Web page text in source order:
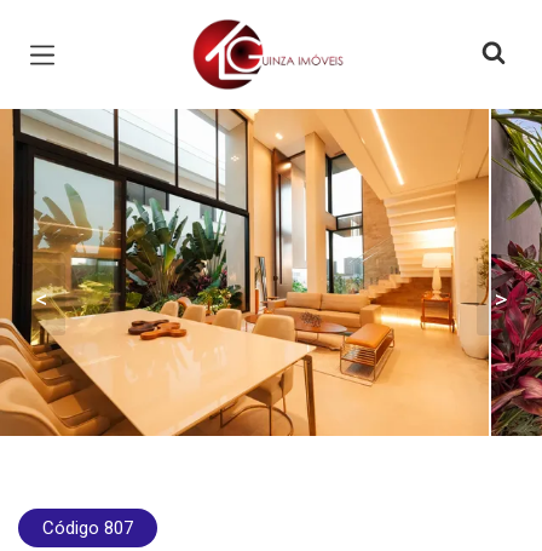
Página inicial
< >
Código 807